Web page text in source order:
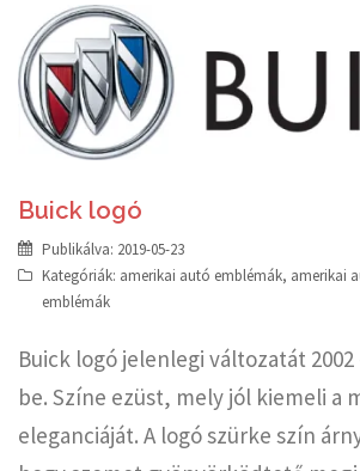
Buick logó
Publikálva: 2019-05-23
Kategóriák: amerikai autó emblémák, amerikai
emblémák
Buick logó jelenlegi változatát
be. Színe ezüst, mely jól kiemeli a
eleganciáját. A logó szürke szín